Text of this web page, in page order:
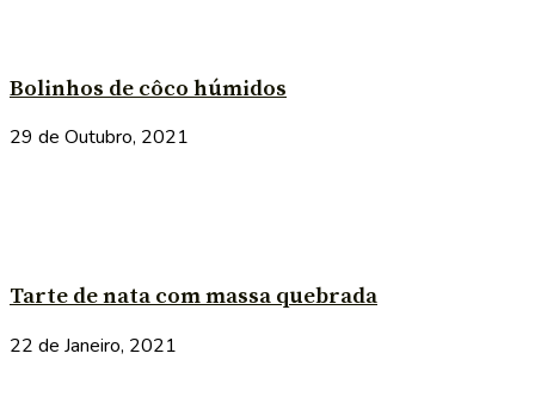
Bolinhos de côco húmidos
29 de Outubro, 2021
Tarte de nata com massa quebrada
22 de Janeiro, 2021